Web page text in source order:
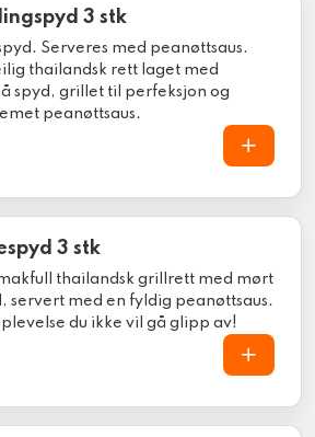
3 stk
Serveres med peanøttsaus.
thailandsk rett laget med
spyd, grillet til perfeksjon og
peanøttsaus.
3 stk
thailandsk grillrett med mørt
servert med en fyldig peanøttsaus.
du ikke vil gå glipp av!